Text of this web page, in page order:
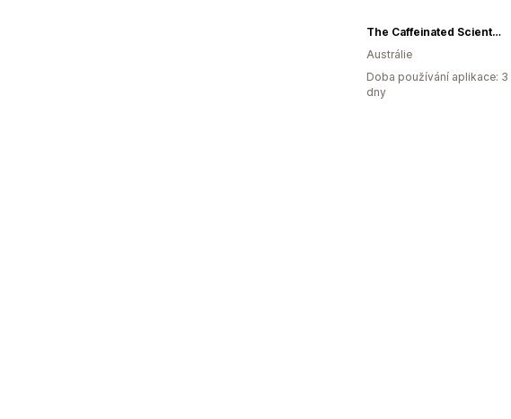
The Caffeinated Scientist
Austrálie
Doba používání aplikace: 3
dny